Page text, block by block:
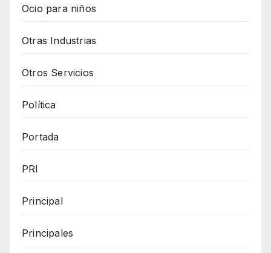
Ocio para niños
Otras Industrias
Otros Servicios
Política
Portada
PRI
Principal
Principales